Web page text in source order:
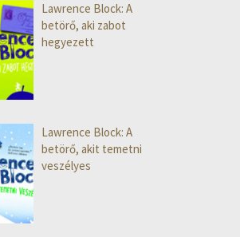
Lawrence Block: A
betörő, aki zabot
hegyezett
Lawrence Block: A
betörő, akit temetni
veszélyes